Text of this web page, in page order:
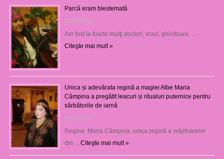
Parcă eram blestemată
12/03/2025
Am fost la foarte mulţi doctori, vraci, ghicitoare, …
Citeşte mai mult »
Unica și adevărata regină a magiei Albe Maria
Câmpina a pregătit leacuri și ritualuri puternice pentru
sărbătorile de iarnă
26/12/2023
Regina Maria Câmpina, unica regină a vrăjitoarelor
din … Citeşte mai mult »